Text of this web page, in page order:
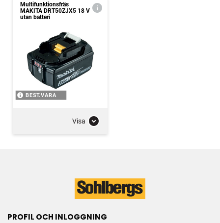
Multifunktionsfräs
MAKITA DRT50ZJX5 18 V
utan batteri
BEST.VARA
Visa
PROFIL OCH INLOGGNING